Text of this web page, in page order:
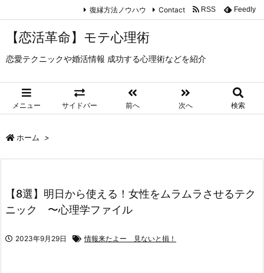
【恋活革命】モテ心理術
恋愛テクニックや婚活情報 成功する心理術などを紹介
メニュー サイドバー 前へ 次へ 検索
復縁方法ノウハウ Contact RSS Feedly
ホーム >
【8選】明日から使える！女性をムラムラさせるテク
ニック 〜心理学ファイル
2023年9月29日 情報来たよー 見ないと損！